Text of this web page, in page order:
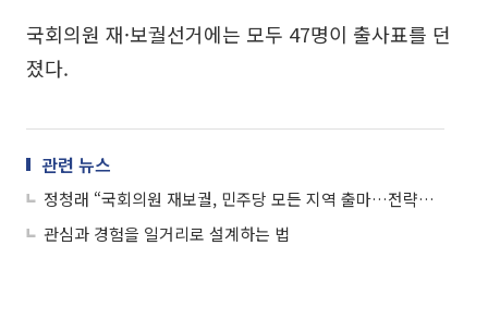
국회의원 재·보궐선거에는 모두 47명이 출사표를 던
졌다.
관련 뉴스
정청래 “국회의원 재보궐, 민주당 모든 지역 출마…전략공천 원칙”
관심과 경험을 일거리로 설계하는 법